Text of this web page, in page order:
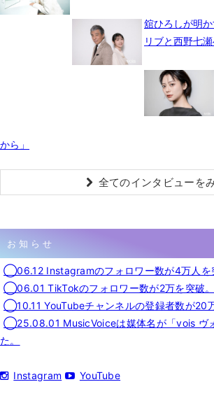
舘ひろしが明
リブと西野七
から」
全てのインタビューを
お知らせ
◯06.12 Instagramのフォロワー数が4万人を
◯06.01 TikTokのフォロワー数が2万を突破。
◯10.11 YouTubeチャンネルの登録者数が20
◯25.08.01 MusicVoiceは媒体名が「vois ヴ
た。
Instagram YouTube